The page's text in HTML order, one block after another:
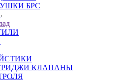
БРС
КЛАПАНЫ